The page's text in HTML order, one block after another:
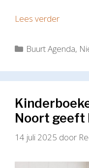
Lees verder
Categorieën
Buurt Agenda,
Noort geeft
14 juli 2025 door